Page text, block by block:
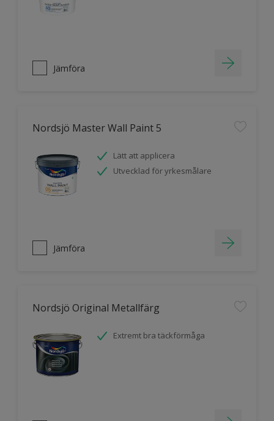
Jämföra
Nordsjö Master Wall Paint 5
Lätt att applicera
Utvecklad för yrkesmålare
Jämföra
Nordsjö Original Metallfärg
Extremt bra täckförmåga